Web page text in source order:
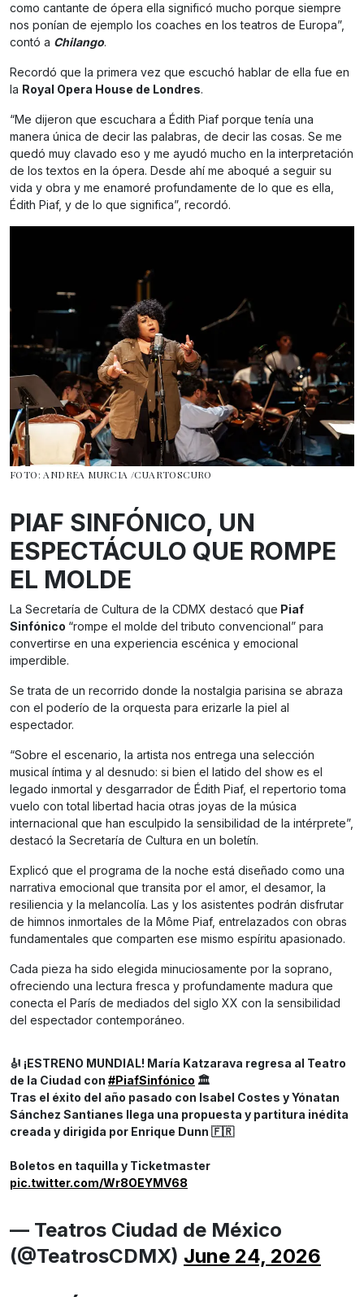
como cantante de ópera ella significó mucho porque siempre
nos ponían de ejemplo los coaches en los teatros de Europa”,
contó a Chilango.
Recordó que la primera vez que escuchó hablar de ella fue en
la Royal Opera House de Londres.
“Me dijeron que escuchara a Édith Piaf porque tenía una
manera única de decir las palabras, de decir las cosas. Se me
quedó muy clavado eso y me ayudó mucho en la interpretación
de los textos en la ópera. Desde ahí me aboqué a seguir su
vida y obra y me enamoré profundamente de lo que es ella,
Édith Piaf, y de lo que significa”, recordó.
FOTO: ANDREA MURCIA /CUARTOSCURO
PIAF SINFÓNICO, UN
ESPECTÁCULO QUE ROMPE
EL MOLDE
La Secretaría de Cultura de la CDMX destacó que Piaf
Sinfónico “rompe el molde del tributo convencional” para
convertirse en una experiencia escénica y emocional
imperdible.
Se trata de un recorrido donde la nostalgia parisina se abraza
con el poderío de la orquesta para erizarle la piel al
espectador.
“Sobre el escenario, la artista nos entrega una selección
musical íntima y al desnudo: si bien el latido del show es el
legado inmortal y desgarrador de Édith Piaf, el repertorio toma
vuelo con total libertad hacia otras joyas de la música
internacional que han esculpido la sensibilidad de la intérprete”,
destacó la Secretaría de Cultura en un boletín.
Explicó que el programa de la noche está diseñado como una
narrativa emocional que transita por el amor, el desamor, la
resiliencia y la melancolía. Las y los asistentes podrán disfrutar
de himnos inmortales de la Môme Piaf, entrelazados con obras
fundamentales que comparten ese mismo espíritu apasionado.
Cada pieza ha sido elegida minuciosamente por la soprano,
ofreciendo una lectura fresca y profundamente madura que
conecta el París de mediados del siglo XX con la sensibilidad
del espectador contemporáneo.
🎻 ¡ESTRENO MUNDIAL! María Katzarava regresa al Teatro
de la Ciudad con #PiafSinfónico 🏛️
Tras el éxito del año pasado con Isabel Costes y Yónatan
Sánchez Santianes llega una propuesta y partitura inédita
creada y dirigida por Enrique Dunn 🇫🇷
Boletos en taquilla y Ticketmaster
pic.twitter.com/Wr8OEYMV68
— Teatros Ciudad de México
(@TeatrosCDMX) June 24, 2026